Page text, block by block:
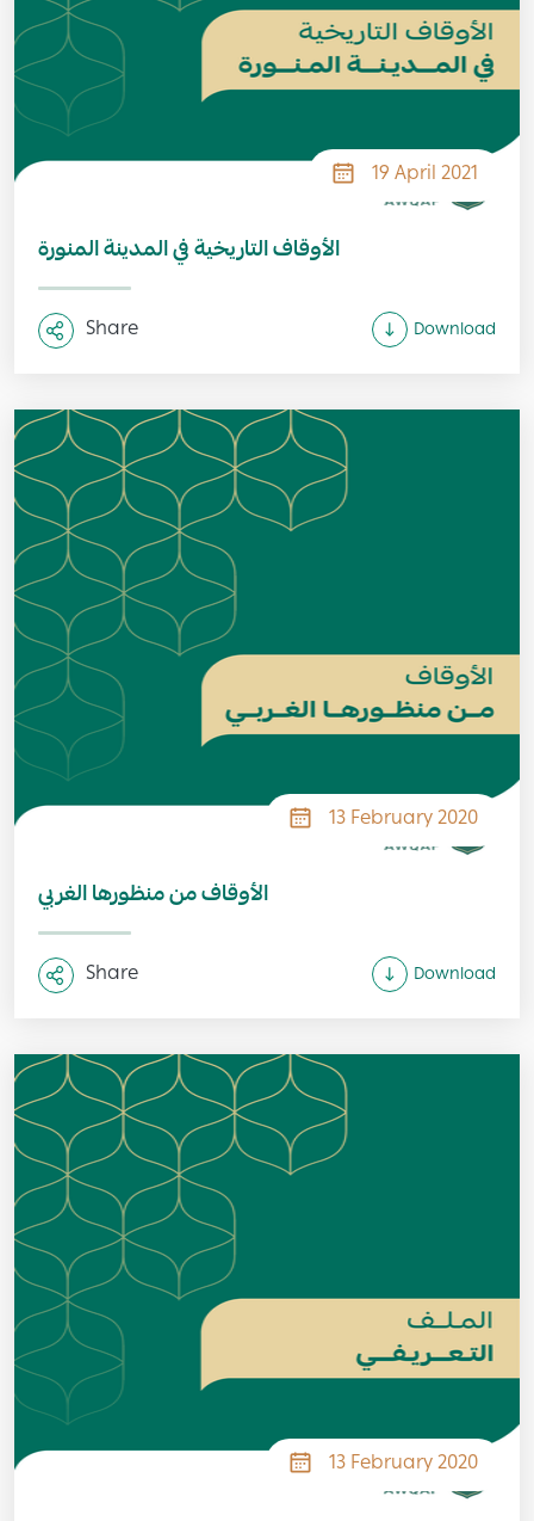
19 April 2021
الأوقاف التاريخية في المدينة المنورة
Share Download
Image
13 February 2020
الأوقاف من منظورها الغربي
Share Download
Image
13 February 2020